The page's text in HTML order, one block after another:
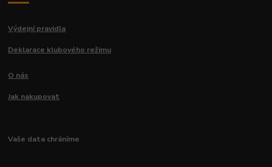
Výdejní pravidla
Deklarace klubového režimu
O nás
Jak nakupovat
Vaše data chráníme